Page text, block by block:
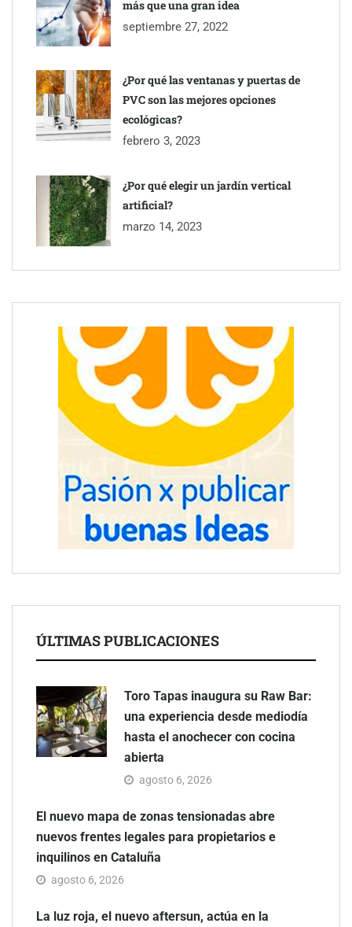
más que una gran idea
septiembre 27, 2022
¿Por qué las ventanas y puertas de
PVC son las mejores opciones
ecológicas?
febrero 3, 2023
¿Por qué elegir un jardín vertical
artificial?
marzo 14, 2023
ÚLTIMAS PUBLICACIONES
Toro Tapas inaugura su Raw Bar:
una experiencia desde mediodía
hasta el anochecer con cocina
abierta
agosto 6, 2026
El nuevo mapa de zonas tensionadas abre
nuevos frentes legales para propietarios e
inquilinos en Cataluña
agosto 6, 2026
La luz roja, el nuevo aftersun, actúa en la